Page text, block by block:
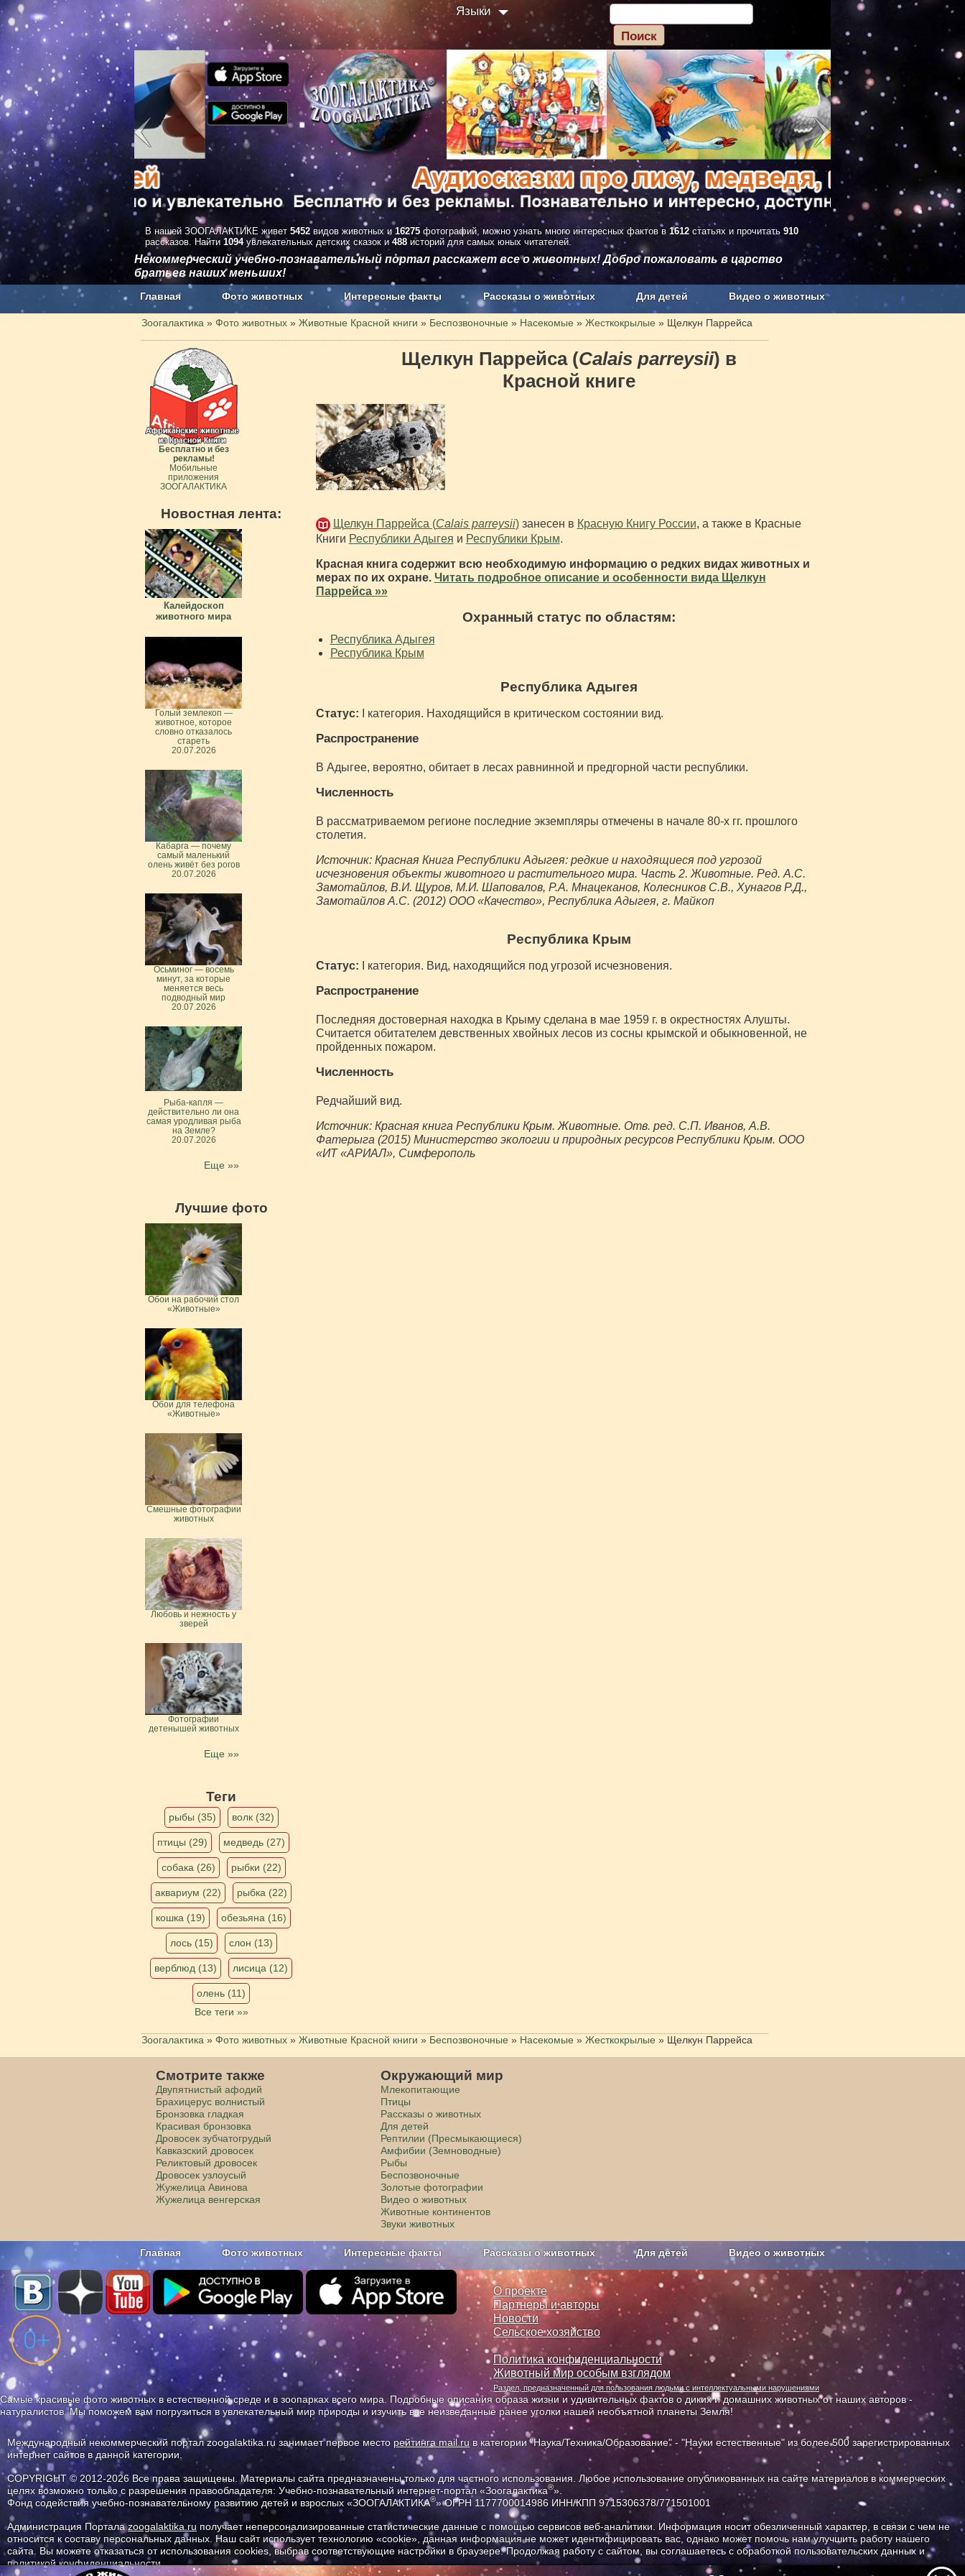
Языки
В нашей ЗООГАЛАКТИКЕ живет 5452 видов животных и 16275 фотографий, можно узнать много интересных фактов в 1612 статьях и прочитать 910
рассказов. Найти 1094увлекательных детских сказок и 488 историй для самых юных читателей.
Некоммерческий учебно-познавательный портал расскажет все о животных! Добро пожаловать в царство
братьев наших меньших!
Главная Фото животных Интересные факты Рассказы о животных Для детей Видео о животных
Наши приложения. Бесплатно и без рекламы О проекте Сельское хозяйство
Зоогалактика » Фото животных » Животные Красной книги » Беспозвоночные » Насекомые » Жесткокрылые » Щелкун Паррейса
Щелкун Паррейса (Calais parreysii) в
Красной книге
Щелкун Паррейса (Calais parreysii)занесен в Красную Книгу России, а также в Красные
Книги Республики Адыгея и Республики Крым.
Красная книга содержит всю необходимую информацию о редких видах животных и
мерах по их охране. Читать подробное описание и особенности вида Щелкун
Паррейса »»
Охранный статус по областям:
Республика Адыгея
Республика Крым
Республика Адыгея
Статус: I категория. Находящийся в критическом состоянии вид.
Распространение
В Адыгее, вероятно, обитает в лесах равнинной и предгорной части республики.
Численность
В рассматриваемом регионе последние экземпляры отмечены в начале 80-х гг. прошлого
столетия.
Источник: Красная Книга Республики Адыгея: редкие и находящиеся под угрозой
исчезновения объекты животного и растительного мира. Часть 2. Животные. Ред. А.С.
Замотайлов, В.И. Щуров, М.И. Шаповалов, Р.А. Мнацеканов, Колесников С.В., Хунагов Р.Д.,
Замотайлов А.С. (2012) ООО «Качество», Республика Адыгея, г. Майкоп
Республика Крым
Статус: I категория. Вид, находящийся под угрозой исчезновения.
Распространение
Последняя достоверная находка в Крыму сделана в мае 1959 г. в окрестностях Алушты.
Считается обитателем девственных хвойных лесов из сосны крымской и обыкновенной, не
пройденных пожаром.
Численность
Редчайший вид.
Источник: Красная книга Республики Крым. Животные. Отв. ред. С.П. Иванов, А.В.
Фатерыга (2015) Министерство экологии и природных ресурсов Республики Крым. ООО
«ИТ «АРИАЛ», Симферополь
Бесплатно и без
рекламы!
Мобильные
приложения
ЗООГАЛАКТИКА
Новостная лента:
Калейдоскоп
животного мира
Голый землекоп —
животное, которое
словно отказалось
стареть
20.07.2026
Кабарга — почему
самый маленький
олень живёт без рогов
20.07.2026
Осьминог — восемь
минут, за которые
меняется весь
подводный мир
20.07.2026
Рыба-капля —
действительно ли она
самая уродливая рыба
на Земле?
20.07.2026
Еще »»
Лучшие фото
Обои на рабочий стол
«Животные»
Обои для телефона
«Животные»
Смешные фотографии
животных
Любовь и нежность у
зверей
Фотографии
детенышей животных
Еще »»
Теги
рыбы (35) волк (32)
птицы (29) медведь (27)
собака (26) рыбки (22)
аквариум (22) рыбка (22)
кошка (19) обезьяна (16)
лось (15) слон (13)
верблюд (13) лисица (12)
олень (11)
Все теги »»
Зоогалактика » Фото животных » Животные Красной книги » Беспозвоночные » Насекомые » Жесткокрылые » Щелкун Паррейса
Смотрите также
Двупятнистый афодий
Брахицерус волнистый
Бронзовка гладкая
Красивая бронзовка
Дровосек зубчатогрудый
Кавказский дровосек
Реликтовый дровосек
Дровосек узлоусый
Жужелица Авинова
Жужелица венгерская
Окружающий мир
Млекопитающие
Птицы
Рассказы о животных
Для детей
Рептилии (Пресмыкающиеся)
Амфибии (Земноводные)
Рыбы
Беспозвоночные
Золотые фотографии
Видео о животных
Животные континентов
Звуки животных
Главная Фото животных Интересные факты Рассказы о животных Для детей Видео о животных
Наши приложения. Бесплатно и без рекламы О проекте Сельское хозяйство
О проекте
Партнеры и авторы
Новости
Сельское хозяйство
Политика конфиденциальности
Животный мир особым взглядом
Раздел, предназначенный для пользования людьми с интеллектуальными нарушениями
Самые красивые фото животных в естественной среде и в зоопарках всего мира. Подробные описания образа жизни и удивительных фактов о диких и домашних животных от наших авторов -
натуралистов. Мы поможем вам погрузиться в увлекательный мир природы и изучить все неизведанные ранее уголки нашей необъятной планеты Земля!
Международный некоммерческий портал zoogalaktika.ru занимает первое место рейтинга mail.ru в категории "Наука/Техника/Образование" - "Науки естественные" из более 500 зарегистрированных
интернет сайтов в данной категории.
COPYRIGHT © 2012-2026 Все права защищены. Материалы сайта предназначены только для частного использования. Любое использование опубликованных на сайте материалов в коммерческих
целях возможно только с разрешения правообладателя: Учебно-познавательный интернет-портал «Зоогалактика®».
Фонд содействия учебно-познавательному развитию детей и взрослых «ЗООГАЛАКТИКА®» ОГРН 1177700014986 ИНН/КПП 9715306378/771501001
Администрация Порталаzoogalaktika.ru получает неперсонализированные статистические данные с помощью сервисов веб-аналитики. Информация носит обезличенный характер, в связи с чем не
относится к составу персональных данных. Наш сайт использует технологию «cookie», данная информация не может идентифицировать вас, однако может помочь нам улучшить работу нашего
сайта. Вы можете отказаться от использования cookies, выбрав соответствующие настройки в браузере. Продолжая работу с сайтом, вы соглашаетесь с обработкой пользовательских данных и
политикой конфиденциальности.